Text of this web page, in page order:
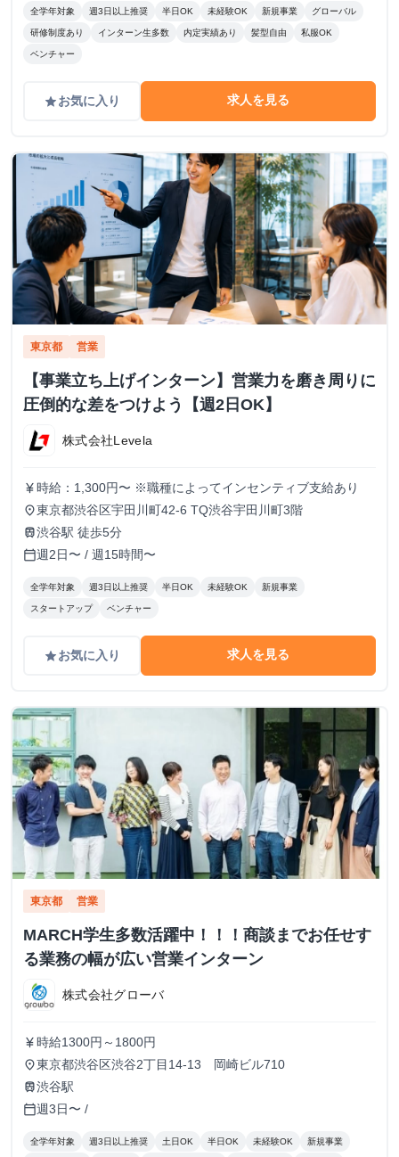
全学年対象 週3日以上推奨 半日OK 未経験OK 新規事業 グローバル
研修制度あり インターン生多数 内定実績あり 髪型自由 私服OK
ベンチャー
gradeお気に入り 求人を見る
東京都 営業
【事業立ち上げインターン】営業力を磨き周りに
圧倒的な差をつけよう【週2日OK】
株式会社Levela
currency_yen 時給：1,300円〜 ※職種によってインセンティブ支給あり
place東京都渋谷区宇田川町42-6 TQ渋谷宇田川町3階
train渋谷駅 徒歩5分
calendar_today週2日〜 / 週15時間〜
全学年対象 週3日以上推奨 半日OK 未経験OK 新規事業
スタートアップ ベンチャー
gradeお気に入り 求人を見る
東京都 営業
MARCH学生多数活躍中！！！商談までお任せす
る業務の幅が広い営業インターン
株式会社グローバ
currency_yen 時給1300円～1800円
place東京都渋谷区渋谷2丁目14-13 岡崎ビル710
train渋谷駅
calendar_today週3日〜 /
全学年対象 週3日以上推奨 土日OK 半日OK 未経験OK 新規事業